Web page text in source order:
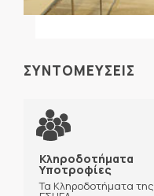
ΣΥΝΤΟΜΕΥΣΕΙΣ
Κληροδοτήματα
Υποτροφίες
Τα Κληροδοτήματα της